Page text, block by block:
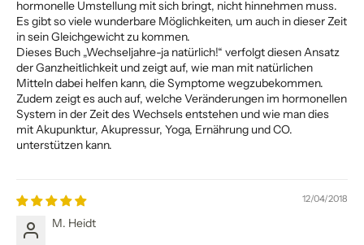
hormonelle Umstellung mit sich bringt, nicht hinnehmen muss.
Es gibt so viele wunderbare Möglichkeiten, um auch in dieser Zeit
in sein Gleichgewicht zu kommen.
Dieses Buch „Wechseljahre-ja natürlich!“ verfolgt diesen Ansatz
der Ganzheitlichkeit und zeigt auf, wie man mit natürlichen
Mitteln dabei helfen kann, die Symptome wegzubekommen.
Zudem zeigt es auch auf, welche Veränderungen im hormonellen
System in der Zeit des Wechsels entstehen und wie man dies
mit Akupunktur, Akupressur, Yoga, Ernährung und CO.
unterstützen kann.
12/04/2018
M. Heidt